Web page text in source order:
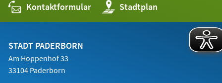
Kontaktformular Stadtplan
(Öffnet
in
einem
STADT PADERBORN
Am Hoppenhof 33
33104 Paderborn